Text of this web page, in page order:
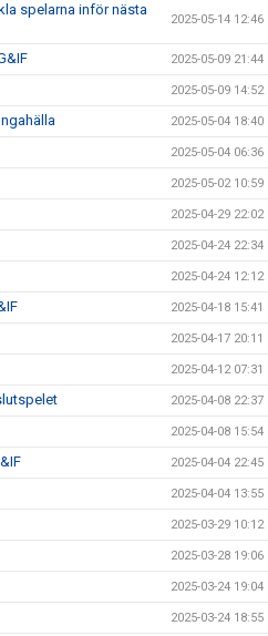
spelarna inför nästa
2025-05-14 12:46
2025-05-09 21:44
2025-05-09 14:52
2025-05-04 18:40
2025-05-04 06:36
2025-05-02 10:59
2025-04-29 22:02
2025-04-24 22:34
2025-04-24 12:12
2025-04-18 15:41
2025-04-17 20:11
2025-04-12 07:31
2025-04-08 22:37
2025-04-08 15:54
2025-04-04 22:45
2025-04-04 13:55
2025-03-29 10:12
2025-03-28 19:06
2025-03-24 19:04
2025-03-24 18:55